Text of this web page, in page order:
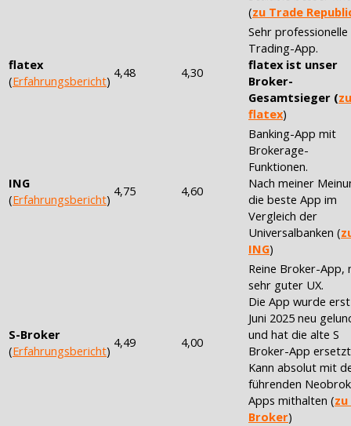
(zu Trade
flatex
(Erfahrungsbericht)
4,48 4,30
Sehr professionelle
Trading-App.
flatex ist unser
Broker-
Gesamtsieger (zu
flatex)
ING
(Erfahrungsbericht)
4,75 4,60
Banking-App mit
Brokerage-
Funktionen.
Nach meiner
die beste App im
Vergleich der
Universalbanken (
ING)
S-Broker
(Erfahrungsbericht)
4,49 4,00
Reine Broker-App,
sehr guter UX.
Die App wurde
Juni 2025 neu
und hat die alte S
Broker-App
Kann absolut mit
führenden
Apps mithalten (zu
Broker)